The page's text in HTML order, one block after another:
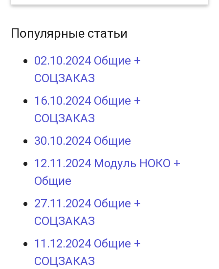
Популярные статьи
02.10.2024 Общие +
СОЦЗАКАЗ
16.10.2024 Общие +
СОЦЗАКАЗ
30.10.2024 Общие
12.11.2024 Модуль НОКО +
Общие
27.11.2024 Общие +
СОЦЗАКАЗ
11.12.2024 Общие +
СОЦЗАКАЗ